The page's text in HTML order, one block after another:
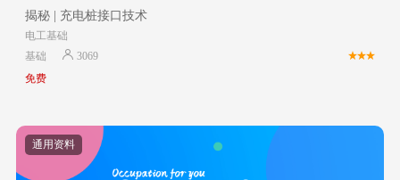
揭秘 | 充电桩接口技术
电工基础
基础
3069
免费
通用资料